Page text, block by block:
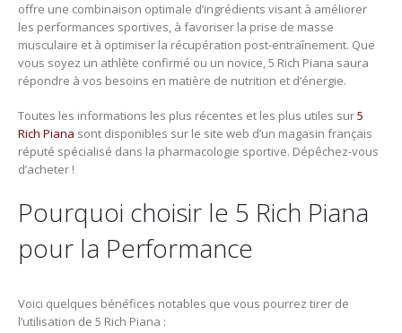
offre une combinaison optimale d’ingrédients visant à améliorer
les performances sportives, à favoriser la prise de masse
musculaire et à optimiser la récupération post-entraînement. Que
vous soyez un athlète confirmé ou un novice, 5 Rich Piana saura
répondre à vos besoins en matière de nutrition et d’énergie.
Toutes les informations les plus récentes et les plus utiles sur5
Rich Piana sont disponibles sur le site web d’un magasin français
réputé spécialisé dans la pharmacologie sportive. Dépêchez-vous
d’acheter !
Pourquoi choisir le 5 Rich Piana
pour la Performance
Voici quelques bénéfices notables que vous pourrez tirer de
l’utilisation de 5 Rich Piana :